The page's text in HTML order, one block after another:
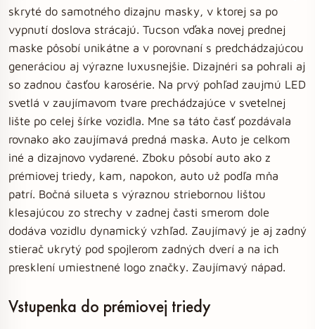
skryté do samotného dizajnu masky, v ktorej sa po
vypnutí doslova strácajú. Tucson vďaka novej prednej
maske pôsobí unikátne a v porovnaní s predchádzajúcou
generáciou aj výrazne luxusnejšie. Dizajnéri sa pohrali aj
so zadnou časťou karosérie. Na prvý pohľad zaujmú LED
svetlá v zaujímavom tvare prechádzajúce v svetelnej
lište po celej šírke vozidla. Mne sa táto časť pozdávala
rovnako ako zaujímavá predná maska. Auto je celkom
iné a dizajnovo vydarené. Zboku pôsobí auto ako z
prémiovej triedy, kam, napokon, auto už podľa mňa
patrí. Bočná silueta s výraznou striebornou lištou
klesajúcou zo strechy v zadnej časti smerom dole
dodáva vozidlu dynamický vzhľad. Zaujímavý je aj zadný
stierač ukrytý pod spojlerom zadných dverí a na ich
presklení umiestnené logo značky. Zaujímavý nápad.
Vstupenka do prémiovej triedy